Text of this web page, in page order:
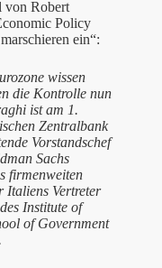
von Robert
Policy
ein“:
wissen
die Kontrolle nun
ist am 1.
Zentralbank
Vorstandschef
Sachs
firmenweiten
Italiens Vertreter
Institute of
of Government